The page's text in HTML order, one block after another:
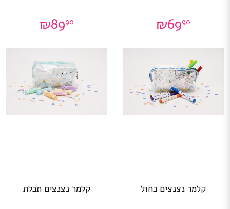
₪6990
₪8990
קלמר נצנצים כחול קלמר נצנצים תכלת